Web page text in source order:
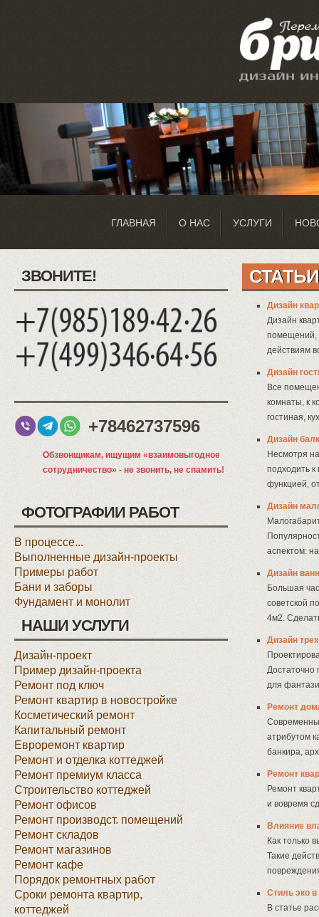
ГЛАВНАЯ О НАС УСЛУГИ
ЗВОНИТЕ!
+78462737596
Обзвонщикам, ищущим «взаимовыгодное
сотрудничество» - не звонить, не спамить!
ФОТОГРАФИИ РАБОТ
В процессе...
Выполненные дизайн-проекты
Примеры работ
Бани и заборы
Фундамент и монолит
НАШИ УСЛУГИ
Дизайн-проект
Пример дизайн-проекта
Ремонт под ключ
Ремонт квартир в новостройке
Косметический ремонт
Капитальный ремонт
Евроремонт квартир
Ремонт и отделка коттеджей
Ремонт премиум класса
Строительство коттеджей
Ремонт офисов
Ремонт производст. помещений
Ремонт складов
Ремонт магазинов
Ремонт кафе
Порядок ремонтных работ
Сроки ремонта квартир,
коттеджей
СТАТЬИ
Дизайн
Дизайн
помещений,
действиям
Дизайн
Все
комнаты, к
гостиная,
Дизайн
Несмотря
подходить
функцией,
Дизайн
аспектом:
Дизайн
Большая
советской
4м2.
Дизайн
Достаточно
для
Ремонт
атрибутом
банкира,
Ремонт
Ремонт
и вовремя
Влияние
Как только
Такие
Стиль эко
В статье